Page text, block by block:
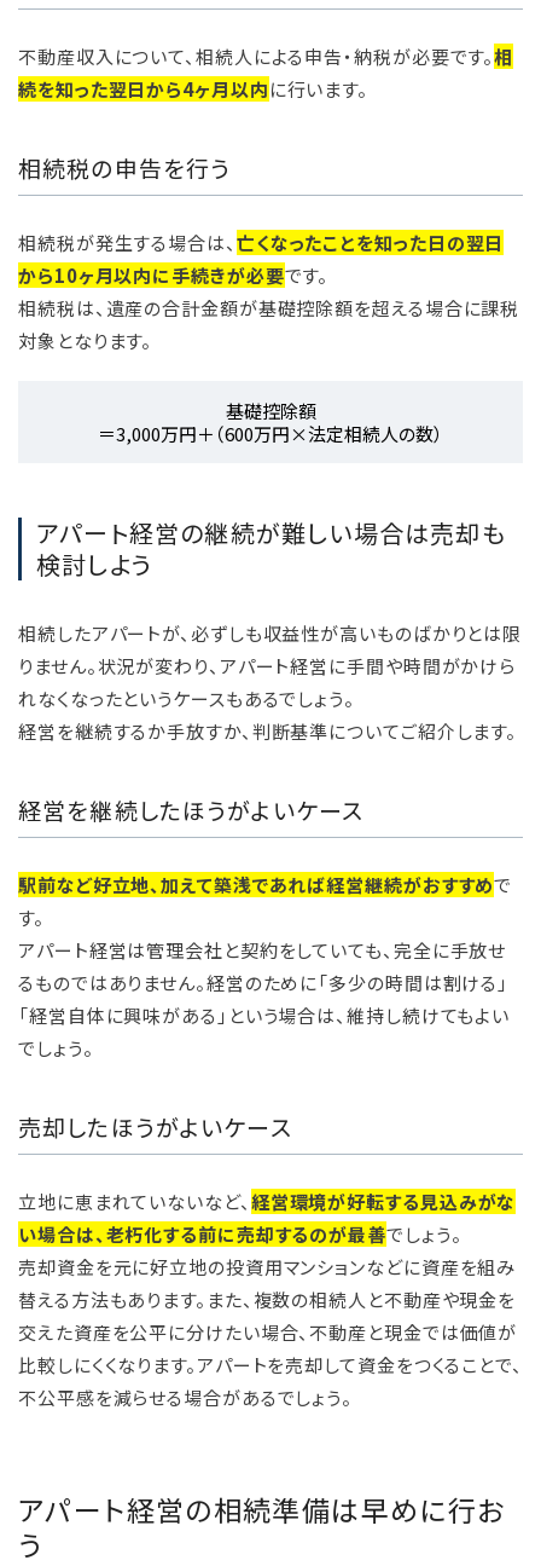
不動産収入について、相続人による申告・納税が必要です。相
続を知った翌日から4ヶ月以内に行います。
相続税の申告を行う
相続税が発生する場合は、 亡くなったことを知った日の翌日
から10ヶ月以内に手続きが必要です。
相続税は、遺産の合計金額が基礎控除額を超える場合に課税
対象となります。
基礎控除額
＝3,000万円＋（600万円×法定相続人の数）
アパート経営の継続が難しい場合は売却も
検討しよう
相続したアパートが、必ずしも収益性が高いものばかりとは限
りません。状況が変わり、アパート経営に手間や時間がかけら
れなくなったというケースもあるでしょう。
経営を継続するか手放すか、判断基準についてご紹介します。
経営を継続したほうがよいケース
駅前など好立地、加えて築浅であれば経営継続がおすすめで
す。
アパート経営は管理会社と契約をしていても、完全に手放せ
るものではありません。経営のために「多少の時間は割ける」
「経営自体に興味がある」という場合は、維持し続けてもよい
でしょう。
売却したほうがよいケース
立地に恵まれていないなど、 経営環境が好転する見込みがな
い場合は、老朽化する前に売却するのが最善でしょう。
売却資金を元に好立地の投資用マンションなどに資産を組み
替える方法もあります。また、複数の相続人と不動産や現金を
交えた資産を公平に分けたい場合、不動産と現金では価値が
比較しにくくなります。アパートを売却して資金をつくることで、
不公平感を減らせる場合があるでしょう。
アパート経営の相続準備は早めに行お
う